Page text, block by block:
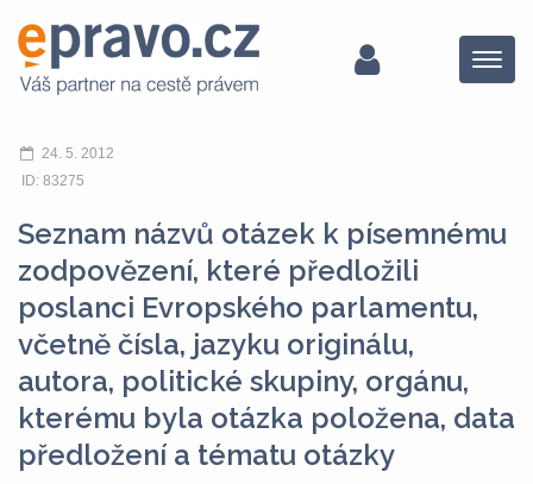
Menu
24. 5. 2012
ID: 83275
Seznam názvů otázek k písemnému
zodpovězení, které předložili
poslanci Evropského parlamentu,
včetně čísla, jazyku originálu,
autora, politické skupiny, orgánu,
kterému byla otázka položena, data
předložení a tématu otázky